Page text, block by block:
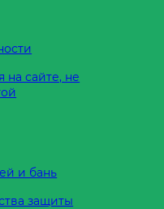
сайте, не
и бань
защиты